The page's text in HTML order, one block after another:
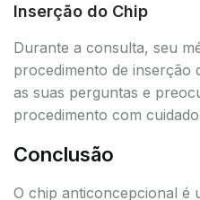
Inserção do Chip
Durante a consulta, seu
procedimento de inserção
as suas perguntas e
procedimento com
Conclusão
O chip anticoncepcional é